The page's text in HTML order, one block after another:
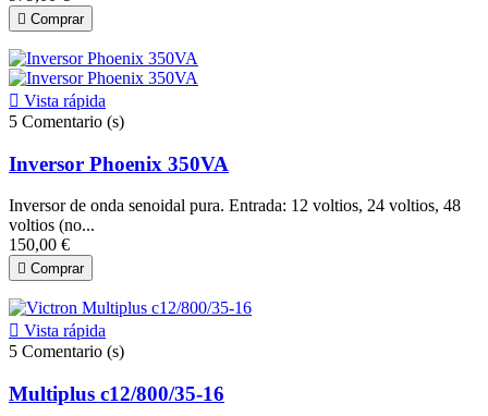
 Comprar
 Vista rápida
5 Comentario (s)
Inversor Phoenix 350VA
Inversor de onda senoidal pura. Entrada: 12 voltios, 24 voltios, 48
voltios (no...
150,00 €
 Comprar
 Vista rápida
5 Comentario (s)
Multiplus c12/800/35-16